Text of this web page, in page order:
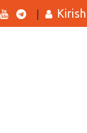
Kirish